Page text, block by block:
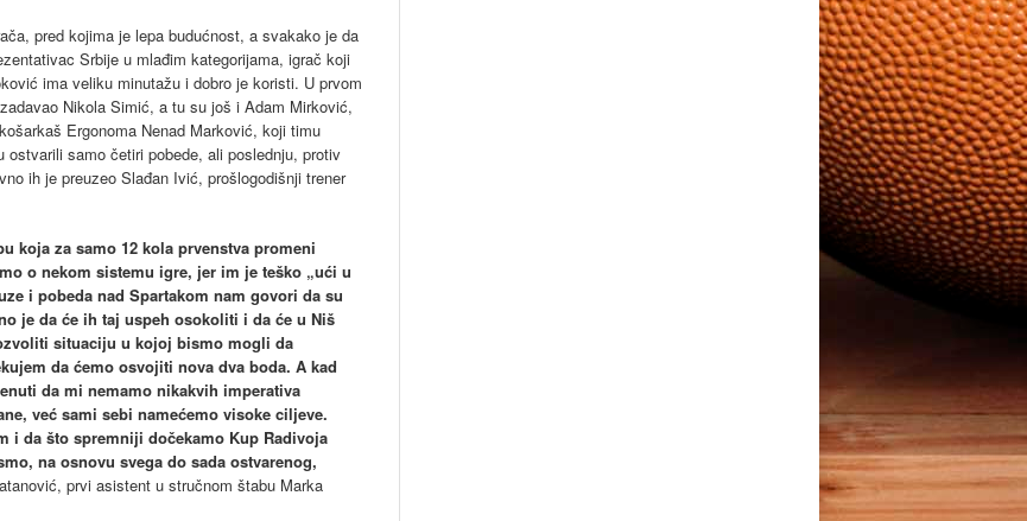
pred kojima je lepa budućnost, a svakako je da
Srbije u mlađim kategorijama, igrač koji
ima veliku minutažu i dobro je koristi. U prvom
Nikola Simić, a tu su još i Adam Mirković,
Ergonoma Nenad Marković, koji timu
samo četiri pobede, ali poslednju, protiv
ih je preuzeo Slađan Ivić, prošlogodišnji trener
koja za samo 12 kola prvenstva promeni
o nekom sistemu igre, jer im je teško „ući u
i pobeda nad Spartakom nam govori da su
je da će ih taj uspeh osokoliti i da će u Niš
situaciju u kojoj bismo mogli da
da ćemo osvojiti nova dva boda. A kad
da mi nemamo nikakvih imperativa
već sami sebi namećemo visoke ciljeve.
i da što spremniji dočekamo Kup Radivoja
na osnovu svega do sada ostvarenog,
prvi asistent u stručnom štabu Marka